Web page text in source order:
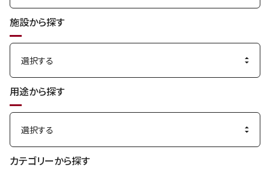
施設から探す
用途から探す
カテゴリーから探す